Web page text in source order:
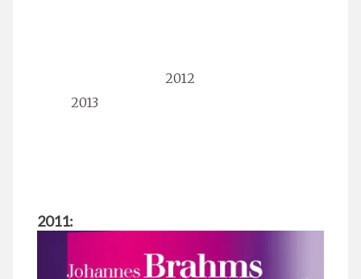
2013
2012
2011: